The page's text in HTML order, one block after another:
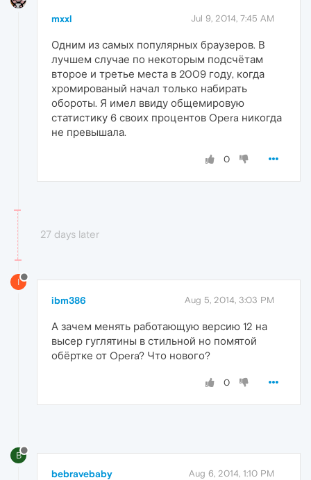
mxxl Jul 9, 2014, 7:45 AM
Одним из самых популярных браузеров. В
лучшем случае по некоторым подсчётам
второе и третье места в 2009 году, когда
хромированый начал только набирать
обороты. Я имел ввиду общемировую
статистику 6 своих процентов Opera никогда
не превышала.
0
27 days later
I
ibm386 Aug 5, 2014, 3:03 PM
А зачем менять работающую версию 12 на
высер гуглятины в стильной но помятой
обёртке от Opera? Что нового?
0
B
bebravebaby Aug 6, 2014, 1:10 PM